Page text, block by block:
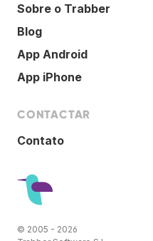
Sobre o Trabber
Blog
App Android
App iPhone
CONTACTAR
Contato
© 2005 - 2026